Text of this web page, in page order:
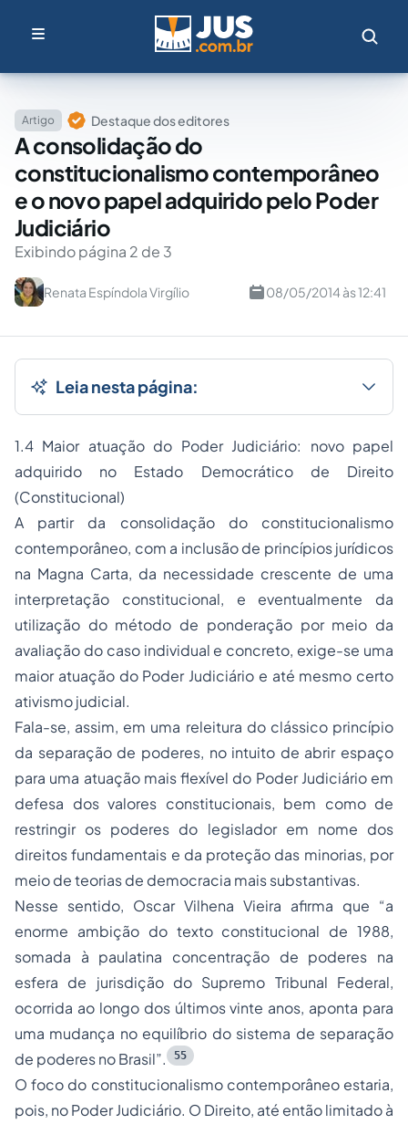
Artigo Destaque dos editores
A consolidação do
constitucionalismo contemporâneo
e o novo papel adquirido pelo Poder
Judiciário
Exibindo página 2 de 3
Renata Espíndola Virgílio 08/05/2014 às 12:41
Leia nesta página:
1.4 Maior atuação do Poder Judiciário: novo papel
adquirido no Estado Democrático de Direito
(Constitucional)
A partir da consolidação do constitucionalismo
contemporâneo, com a inclusão de princípios jurídicos
na Magna Carta, da necessidade crescente de uma
interpretação constitucional, e eventualmente da
utilização do método de ponderação por meio da
avaliação do caso individual e concreto, exige-se uma
maior atuação do Poder Judiciário e até mesmo certo
ativismo judicial.
Fala-se, assim, em uma releitura do clássico princípio
da separação de poderes, no intuito de abrir espaço
para uma atuação mais flexível do Poder Judiciário em
defesa dos valores constitucionais, bem como de
restringir os poderes do legislador em nome dos
direitos fundamentais e da proteção das minorias, por
meio de teorias de democracia mais substantivas.
Nesse sentido, Oscar Vilhena Vieira afirma que “a
enorme ambição do texto constitucional de 1988,
somada à paulatina concentração de poderes na
esfera de jurisdição do Supremo Tribunal Federal,
ocorrida ao longo dos últimos vinte anos, aponta para
uma mudança no equilíbrio do sistema de separação
de poderes no Brasil”.
55
O foco do constitucionalismo contemporâneo estaria,
pois, no Poder Judiciário. O Direito, até então limitado à